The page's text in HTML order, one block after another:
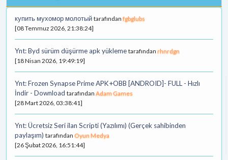
купить мухомор молотый tarafındanfgbglubs
[08 Temmuz 2026, 21:38:24]
Ynt: Byd sürüm düşürme apk yükleme tarafından rhnrdgn
[18 Nisan 2026, 19:49:19]
Ynt: Frozen Synapse Prime APK+OBB [ANDROID]- FULL - Hızlı
İndir - Download tarafından Adam Games
[28 Mart 2026, 03:38:41]
Ynt: Ücretsiz Seri ilan Scripti (Yazılımı) (Gerçek sahibinden
paylaşım) tarafından Oyun Medya
[26 Şubat 2026, 16:51:44]